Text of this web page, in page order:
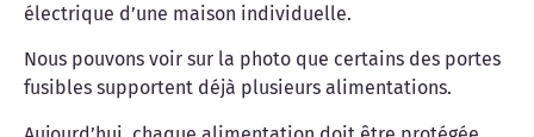
électrique d’une maison individuelle.
Nous pouvons voir sur la photo que certains des portes
fusibles supportent déjà plusieurs alimentations.